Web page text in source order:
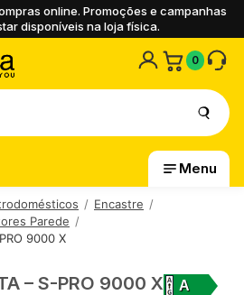
online. Promoções e campanhas
disponíveis na loja física.
0
Menu
Encastre
Parede
9000 X
– S-PRO 9000 X A